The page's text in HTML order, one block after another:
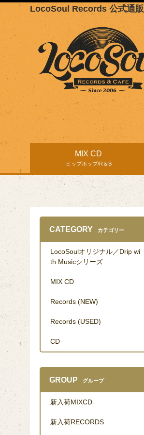
LocoSoul Records 公式通販
MIX CD
ヒップホップ/R＆B
CATEGORY カテゴリー
LocoSoulオリジナル／Drip wi
th Musicシリーズ
MIX CD
Records (NEW)
Records (USED)
CD
GROUP グループ
新入荷MIXCD
新入荷RECORDS